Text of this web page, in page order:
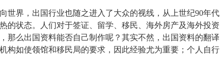
世界，出国行业也随之进入了大众的视线，从上世纪90年代
的状态。人们对于签证、留学、移民、海外房产及海外投资
那么出国资料能否自己制作呢？其实不然，出国资料的翻译
构如使领馆和移民局的要求，因此经验尤为重要；个人自行